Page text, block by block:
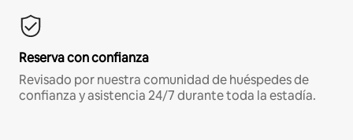
Reserva con confianza
Revisado por nuestra comunidad de huéspedes de
confianza y asistencia 24/7 durante toda la estadía.